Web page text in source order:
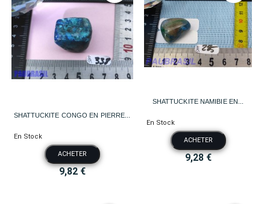
SHATTUCKITE CONGO EN PIERRE...
En Stock
ACHETER
9,82 €
SHATTUCKITE NAMIBIE EN...
En Stock
ACHETER
9,28 €